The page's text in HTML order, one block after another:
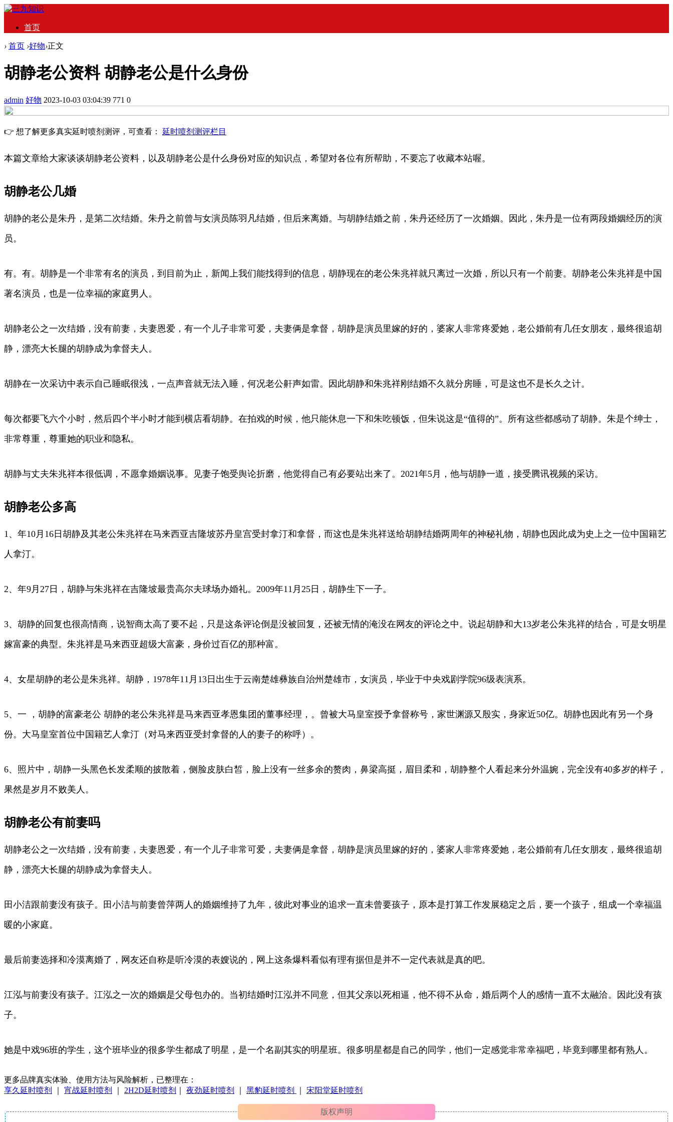
首页
› 首页 ›好物›正文
胡静老公资料 胡静老公是什么身份
admin 好物 2023-10-03 03:04:39 771 0
👉 想了解更多真实延时喷剂测评，可查看： 延时喷剂测评栏目
本篇文章给大家谈谈胡静老公资料，以及胡静老公是什么身份对应的知识点，希望对各位有所帮助，不要忘了收藏本站喔。
胡静老公几婚
胡静的老公是朱丹，是第二次结婚。朱丹之前曾与女演员陈羽凡结婚，但后来离婚。与胡静结婚之前，朱丹还经历了一次婚姻。因此，朱丹是一位有两段婚姻经历的演
员。
有。有。胡静是一个非常有名的演员，到目前为止，新闻上我们能找得到的信息，胡静现在的老公朱兆祥就只离过一次婚，所以只有一个前妻。胡静老公朱兆祥是中国
著名演员，也是一位幸福的家庭男人。
胡静老公之一次结婚，没有前妻，夫妻恩爱，有一个儿子非常可爱，夫妻俩是拿督，胡静是演员里嫁的好的，婆家人非常疼爱她，老公婚前有几任女朋友，最终很追胡
静，漂亮大长腿的胡静成为拿督夫人。
胡静在一次采访中表示自己睡眠很浅，一点声音就无法入睡，何况老公鼾声如雷。因此胡静和朱兆祥刚结婚不久就分房睡，可是这也不是长久之计。
每次都要飞六个小时，然后四个半小时才能到横店看胡静。在拍戏的时候，他只能休息一下和朱吃顿饭，但朱说这是“值得的”。所有这些都感动了胡静。朱是个绅士，
非常尊重，尊重她的职业和隐私。
胡静与丈夫朱兆祥本很低调，不愿拿婚姻说事。见妻子饱受舆论折磨，他觉得自己有必要站出来了。2021年5月，他与胡静一道，接受腾讯视频的采访。
胡静老公多高
1、年10月16日胡静及其老公朱兆祥在马来西亚吉隆坡苏丹皇宫受封拿汀和拿督，而这也是朱兆祥送给胡静结婚两周年的神秘礼物，胡静也因此成为史上之一位中国籍艺
人拿汀。
2、年9月27日，胡静与朱兆祥在吉隆坡最贵高尔夫球场办婚礼。2009年11月25日，胡静生下一子。
3、胡静的回复也很高情商，说智商太高了要不起，只是这条评论倒是没被回复，还被无情的淹没在网友的评论之中。说起胡静和大13岁老公朱兆祥的结合，可是女明星
嫁富豪的典型。朱兆祥是马来西亚超级大富豪，身价过百亿的那种富。
4、女星胡静的老公是朱兆祥。胡静，1978年11月13日出生于云南楚雄彝族自治州楚雄市，女演员，毕业于中央戏剧学院96级表演系。
5、一 ，胡静的富豪老公 胡静的老公朱兆祥是马来西亚孝恩集团的董事经理，。曾被大马皇室授予拿督称号，家世渊源又殷实，身家近50亿。胡静也因此有另一个身
份。大马皇室首位中国籍艺人拿汀（对马来西亚受封拿督的人的妻子的称呼）。
6、照片中，胡静一头黑色长发柔顺的披散着，侧脸皮肤白皙，脸上没有一丝多余的赘肉，鼻梁高挺，眉目柔和，胡静整个人看起来分外温婉，完全没有40多岁的样子，
果然是岁月不败美人。
胡静老公有前妻吗
胡静老公之一次结婚，没有前妻，夫妻恩爱，有一个儿子非常可爱，夫妻俩是拿督，胡静是演员里嫁的好的，婆家人非常疼爱她，老公婚前有几任女朋友，最终很追胡
静，漂亮大长腿的胡静成为拿督夫人。
田小洁跟前妻没有孩子。田小洁与前妻曾萍两人的婚姻维持了九年，彼此对事业的追求一直未曾要孩子，原本是打算工作发展稳定之后，要一个孩子，组成一个幸福温
暖的小家庭。
最后前妻选择和冷漠离婚了，网友还自称是听冷漠的表嫂说的，网上这条爆料看似有理有据但是并不一定代表就是真的吧。
江泓与前妻没有孩子。江泓之一次的婚姻是父母包办的。当初结婚时江泓并不同意，但其父亲以死相逼，他不得不从命，婚后两个人的感情一直不太融洽。因此没有孩
子。
她是中戏96班的学生，这个班毕业的很多学生都成了明星，是一个名副其实的明星班。很多明星都是自己的同学，他们一定感觉非常幸福吧，毕竟到哪里都有熟人。
更多品牌真实体验、使用方法与风险解析，已整理在：
享久延时喷剂
宵战延时喷剂 2H2D延时喷剂 夜劲延时喷剂 黑豹延时喷剂 宋阳堂延时喷剂
版权声明